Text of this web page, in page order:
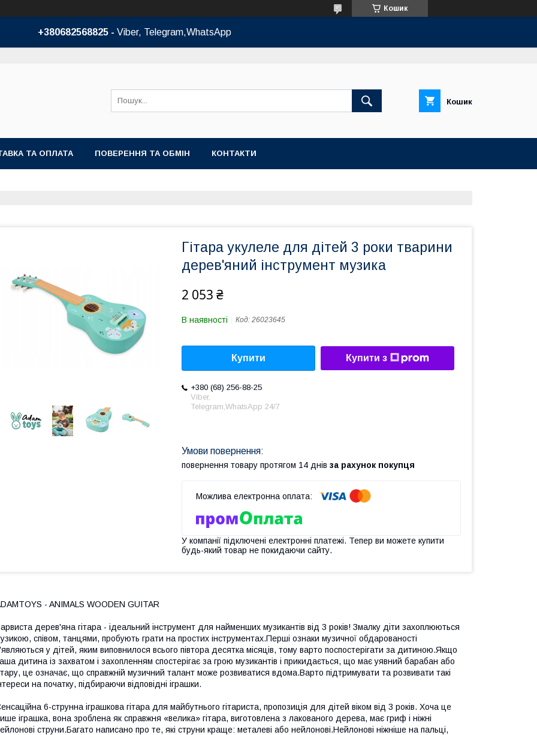
Кошик
+380682568825 - Viber, Telegram,WhatsApp
Кошик
ТА ОПЛАТА ПОВЕРЕННЯ ТА ОБМІН КОНТАКТИ
Гітара укулеле для дітей 3 роки тварини
дерев'яний інструмент музика
2 053 ₴
В наявності Код: 26023645
Купити Купити з
+380 (68) 256-88-25
Viber,
Telegram,WhatsApp 24/7
повернення товару протягом 14 днів за рахунок покупця
У компанії підключені електронні платежі. Тепер ви можете купити
будь-який товар не покидаючи сайту.
- ANIMALS WOODEN GUITAR
дерев'яна гітара - ідеальний інструмент для найменших музикантів від 3 років! Змалку діти захоплюються
співом, танцями, пробують грати на простих інструментах.Перші ознаки музичної обдарованості
у дітей, яким виповнилося всього півтора десятка місяців, тому варто поспостерігати за дитиною.Якщо
дитина із захватом і захопленням спостерігає за грою музикантів і прикидається, що має уявний барабан або
це означає, що справжній музичний талант може розвиватися вдома.Варто підтримувати та розвивати такі
на початку, підбираючи відповідні іграшки.
6-струнна іграшкова гітара для майбутнього гітариста, пропозиція для дітей віком від 3 років. Хоча це
іграшка, вона зроблена як справжня «велика» гітара, виготовлена ​​з лакованого дерева, має гриф і ніжні
струни.Багато написано про те, які струни краще: металеві або нейлонові.Нейлонові ніжніше на пальці,